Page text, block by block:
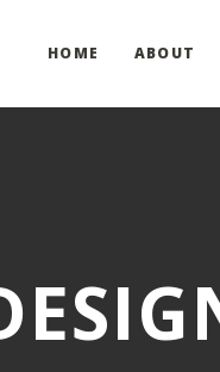
HOME ABOUT